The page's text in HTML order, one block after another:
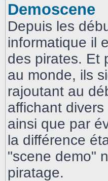
Demoscene
Depuis les
informatique il
des pirates. Et
au monde, ils
rajoutant au
affichant
ainsi que par
la différence
"scene demo"
piratage.